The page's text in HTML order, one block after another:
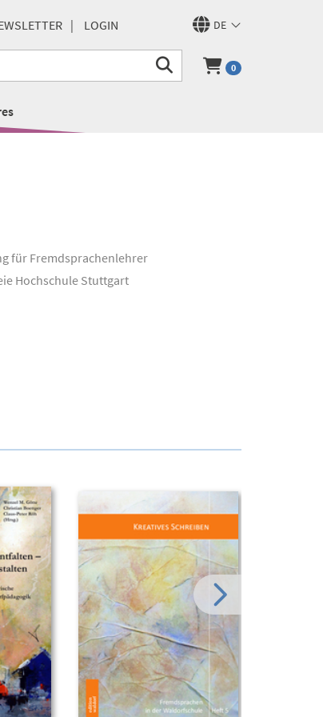
DE
LOGIN
0
für Fremdsprachenlehrer
Hochschule Stuttgart